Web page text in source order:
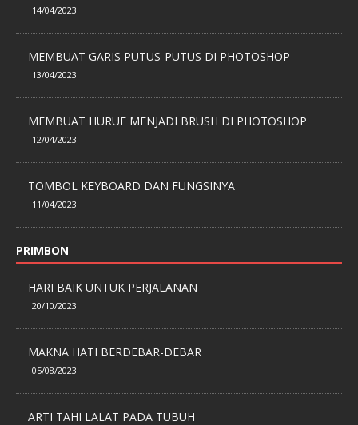
14/04/2023
MEMBUAT GARIS PUTUS-PUTUS DI PHOTOSHOP
13/04/2023
MEMBUAT HURUF MENJADI BRUSH DI PHOTOSHOP
12/04/2023
TOMBOL KEYBOARD DAN FUNGSINYA
11/04/2023
PRIMBON
HARI BAIK UNTUK PERJALANAN
20/10/2023
MAKNA HATI BERDEBAR-DEBAR
05/08/2023
ARTI TAHI LALAT PADA TUBUH